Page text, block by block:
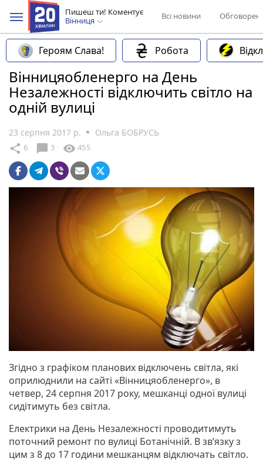
Пишеш ти! Коментує
Вінниця
Всі новини
Героям Слава! Робота
Вінницяобленерго на День
Незалежності відключить світло на
одній вулиці
23 серпня 2017 р. Ольга БОБРУСЬ
share 6 chat_bubble 3 visibility 455
Згідно з графіком планових відключень світла, які
оприлюднили на сайті «Вінницяобленерго», в
четвер, 24 серпня 2017 року, мешканці одної вулиці
сидітимуть без світла.
Електрики на День Незалежності проводитимуть
поточний ремонт по вулиці Ботанічній. В зв’язку з
цим з 8 до 17 години мешканцям відключать світло.